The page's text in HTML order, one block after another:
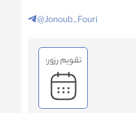
@Jonoub_Fouri
تقویم رزور: